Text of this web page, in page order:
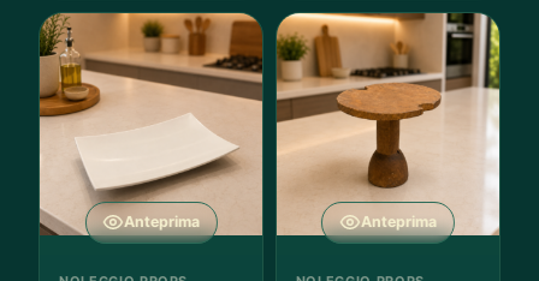
Anteprima Anteprima